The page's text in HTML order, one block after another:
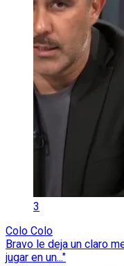
3
Colo Colo
Bravo le deja un claro
jugar en un..."